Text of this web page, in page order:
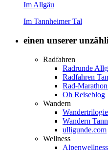
Im Allgäu
Im Tannheimer Tal
einen unserer
Radfahren
Radrunde
Radfahren
Rad-
Oh Reiseblog
Wandern
Wandern
ulligunde.com
Wellness